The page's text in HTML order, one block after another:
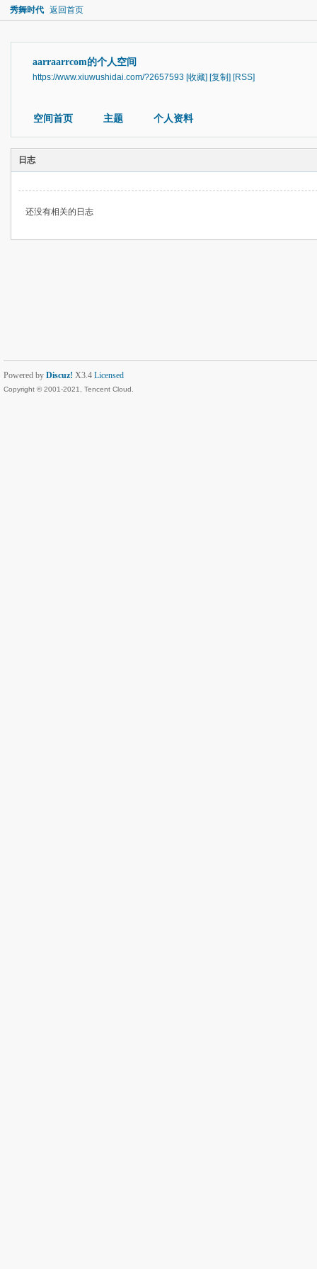
秀舞时代 返回首页
aarraarrcom的个人空间
https://www.xiuwushidai.com/?2657593 [收藏] [复制] [RSS]
空间首页 主题 个人资料
日志
还没有相关的日志
Powered by Discuz! X3.4 Licensed
Copyright © 2001-2021, Tencent Cloud.